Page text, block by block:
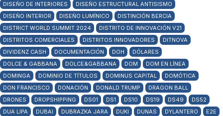
DISEÑO DE INTERIORES
DISEÑO ESTRUCTURAL ANTISISMO
DISEÑO INTERIOR
DISEÑO LUMÍNICO
DISTINCIÓN BERCIA
DISTRICT WORLD SUMMIT 2024
DISTRITO DE INNOVACIÓN V21
DISTRITOS COMERCIALES
DISTRITOS INNOVADORES
DITNOVA
DIVIDENZ CASH
DOCUMENTACIÓN DOH
DÓLARES
DOLCE & GABBANA
DOLCE&GABBANA DOM
DOM EN LÍNEA
DOMINGA
DOMINIO DE TÍTULOS DOMINUS CAPITAL
DOMÓTICA
DON FRANCISCO
DONACIÓN DONALD TRUMP
DRAGON BALL
DRONES
DROPSHIPPING DS01 DS1 DS10 DS19 DS49
DS52
DUA LIPA
DUBAI DUBRAZKA JARA DUKI DUNAS DYLANTERO
E2E